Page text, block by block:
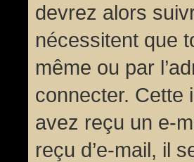
devrez alors
nécessitent que
même ou par
connecter. Cette
avez reçu un e-
reçu d’e-mail, il